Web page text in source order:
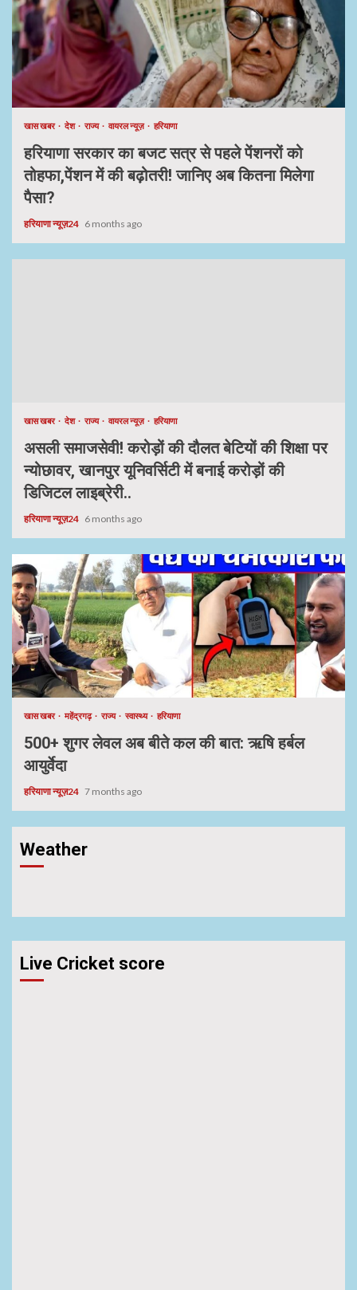
खास खबर देश राज्य वायरल न्यूज़ हरियाणा
हरियाणा सरकार का बजट सत्र से पहले पेंशनरों को
तोहफा,पेंशन में की बढ़ोतरी! जानिए अब कितना मिलेगा
पैसा?
हरियाणा न्यूज़24 6 months ago
खास खबर देश राज्य वायरल न्यूज़ हरियाणा
असली समाजसेवी! करोड़ों की दौलत बेटियों की शिक्षा पर
न्योछावर, खानपुर यूनिवर्सिटी में बनाई करोड़ों की
डिजिटल लाइब्रेरी..
हरियाणा न्यूज़24 6 months ago
खास खबर महेंद्रगढ़ राज्य स्वास्थ्य हरियाणा
500+ शुगर लेवल अब बीते कल की बात: ऋषि हर्बल
आयुर्वेदा
हरियाणा न्यूज़24 7 months ago
Weather
Live Cricket score